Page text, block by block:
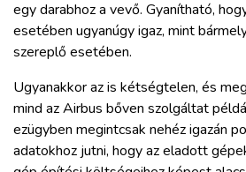
egy darabhoz a vevő. Gyanítható,
esetében ugyanúgy igaz, mint
szereplő esetében.
Ugyanakkor az is kétségtelen, és
mind az Airbus bőven szolgáltat
ezügyben megintcsak nehéz igazán
adatokhoz jutni, hogy az eladott